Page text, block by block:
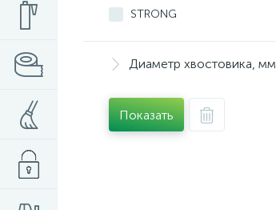
STRONG
Диаметр хвостовика, мм
Показать